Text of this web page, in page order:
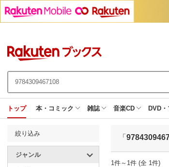
トップ 本・コミック 雑誌 音楽CD DVD・
絞り込み
ジャンル
「
1件～1件 (全 1件)